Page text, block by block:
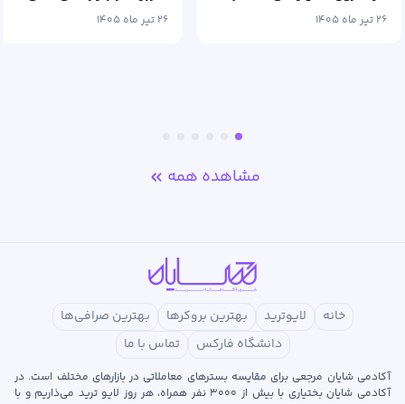
آن
۲۶ تیر ماه ۱۴۰۵
دارد؟
۲۶ تیر ماه ۱۴۰۵
مشاهده همه
خانه لایوترید بهترین بروکرها
بهترین صرافی‌ها
دانشگاه فارکس
تماس با ما
آکادمی شایان مرجعی برای مقایسه بسترهای معاملاتی در بازارهای مختلف است. در
آکادمی شایان بختیاری با بیش از ۳۰۰۰ نفر همراه، هر روز لایو ترید می‌ذاریم و با